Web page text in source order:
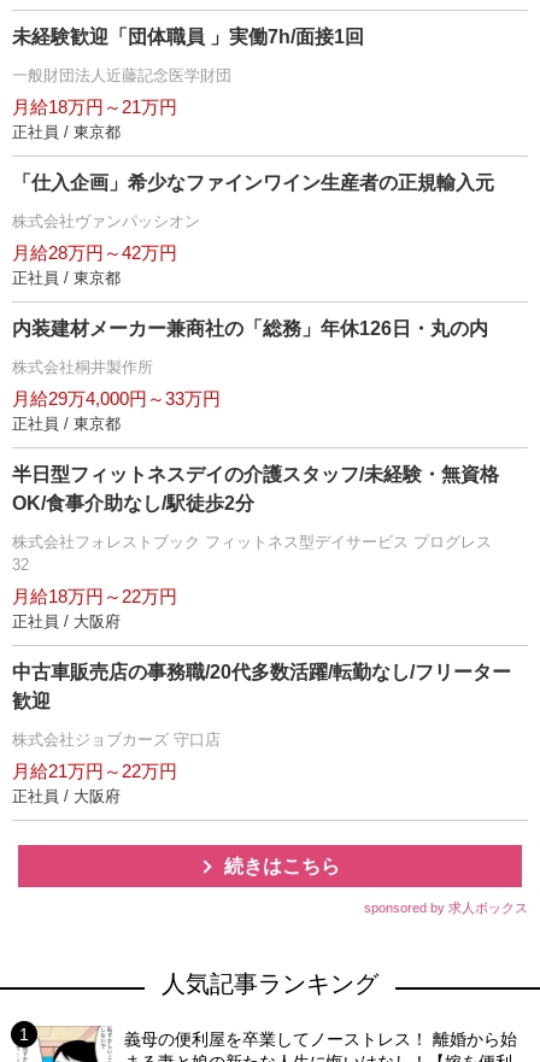
未経験歓迎「団体職員 」実働7h/面接1回
一般財団法人近藤記念医学財団
月給18万円～21万円
正社員 / 東京都
「仕入企画」希少なファインワイン生産者の正規輸入元
株式会社ヴァンパッシオン
月給28万円～42万円
正社員 / 東京都
内装建材メーカー兼商社の「総務」年休126日・丸の内
株式会社桐井製作所
月給29万4,000円～33万円
正社員 / 東京都
半日型フィットネスデイの介護スタッフ/未経験・無資格
OK/食事介助なし/駅徒歩2分
株式会社フォレストブック フィットネス型デイサービス プログレス
32
月給18万円～22万円
正社員 / 大阪府
中古車販売店の事務職/20代多数活躍/転勤なし/フリーター
歓迎
株式会社ジョブカーズ 守口店
月給21万円～22万円
正社員 / 大阪府
続きはこちら
sponsored by 求人ボックス
人気記事ランキング
義母の便利屋を卒業してノーストレス！ 離婚から始